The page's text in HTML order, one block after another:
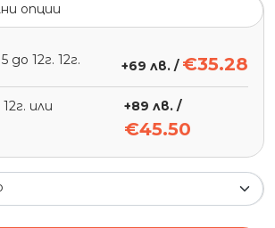
опции
12г. 12г. +69 лв. / €35.28
или
+89 лв./
€45.50